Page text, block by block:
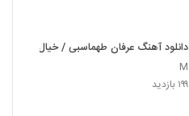
دانلود آهنگ عرفان طهماسبی / خیال
M
۱۹۹ بازدید